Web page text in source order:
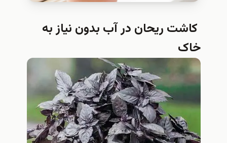
کاشت ریحان در آب بدون نیاز به
خاک